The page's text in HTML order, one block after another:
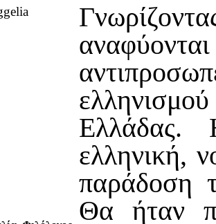
Ελλάδας.
ελληνική,
παράδοση
Θα ήταν